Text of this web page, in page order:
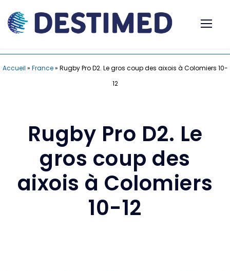
Accueil » France» Rugby Pro D2. Le gros coup des aixois à Colomiers 10-
12
Rugby Pro D2. Le
gros coup des
aixois à Colomiers
10-12